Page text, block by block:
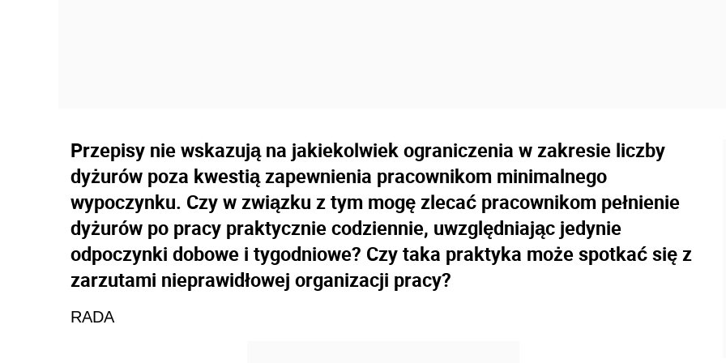
Przepisy nie wskazują na jakiekolwiek ograniczenia w zakresie liczby
dyżurów poza kwestią zapewnienia pracownikom minimalnego
wypoczynku. Czy w związku z tym mogę zlecać pracownikom pełnienie
dyżurów po pracy praktycznie codziennie, uwzględniając jedynie
odpoczynki dobowe i tygodniowe? Czy taka praktyka może spotkać się z
zarzutami nieprawidłowej organizacji pracy?
RADA